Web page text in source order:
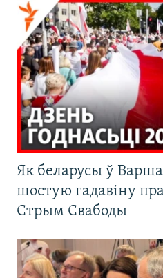
Як беларусы ў
шостую гадавіну
Стрым Свабоды